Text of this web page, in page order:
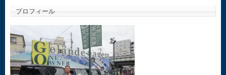
プロフィール